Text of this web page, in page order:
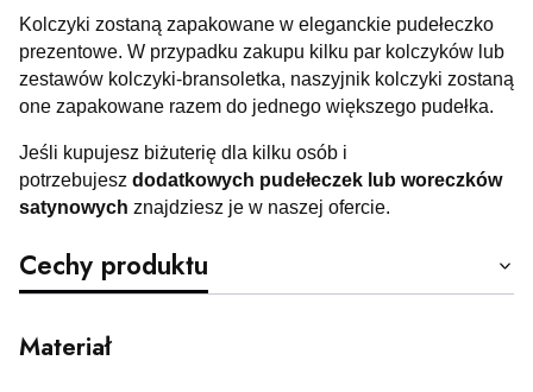
Kolczyki zostaną zapakowane w eleganckie pudełeczko
prezentowe. W przypadku zakupu kilku par kolczyków lub
zestawów kolczyki-bransoletka, naszyjnik kolczyki zostaną
one zapakowane razem do jednego większego pudełka.
Jeśli kupujesz biżuterię dla kilku osób i
potrzebujesz dodatkowych pudełeczek lub woreczków
satynowych znajdziesz je w naszej ofercie.
Cechy produktu
Materiał